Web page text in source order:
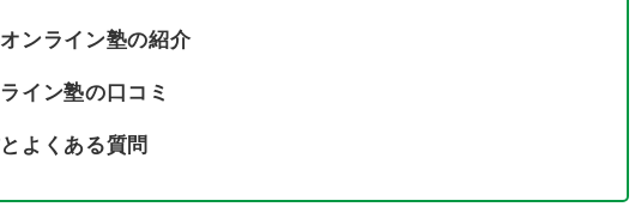
ンライン塾の紹介
イン塾の口コミ
よくある質問